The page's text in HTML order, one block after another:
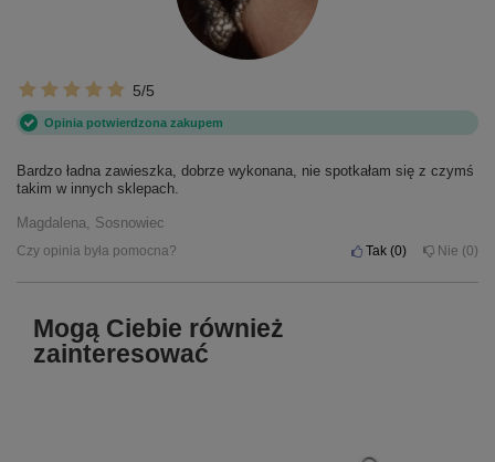
5/5
Opinia potwierdzona zakupem
Bardzo ładna zawieszka, dobrze wykonana, nie spotkałam się z czymś
takim w innych sklepach.
Magdalena, Sosnowiec
Czy opinia była pomocna? Tak 0 Nie 0
Mogą Ciebie również
zainteresować